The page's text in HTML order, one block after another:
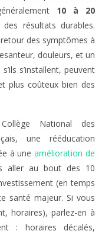
10 à 20
résultats durables.
des symptômes à
douleurs, et un
s’installent, peuvent
plus coûteux bien des
National des
une rééducation
à uneamélioration de
aller au bout des 10
(en temps
santé majeur. Si vous
horaires), parlez-en à
: horaires décalés,